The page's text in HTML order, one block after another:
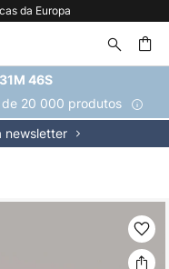
da Europa
46S
de 20 000 produtos
newsletter